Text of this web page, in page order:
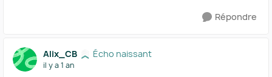
Répondre
Alix_CB Écho naissant
il y a 1 an